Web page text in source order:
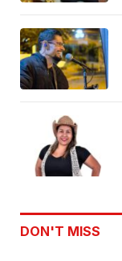
DON'T MISS